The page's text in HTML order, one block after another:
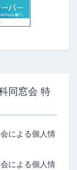
同窓会 特
による個人情
による個人情